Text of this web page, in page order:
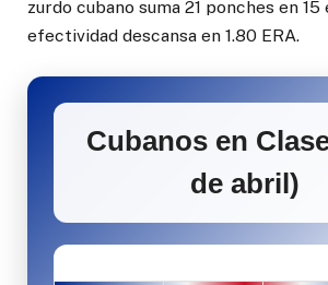
zurdo cubano suma 21 ponches en
efectividad descansa en 1.80 ERA.
Cubanos en
de abril)